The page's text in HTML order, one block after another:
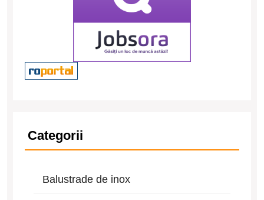
Categorii
Balustrade de inox